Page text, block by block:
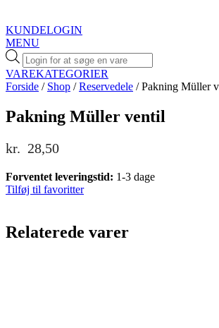
KUNDELOGIN
MENU
Products
search
VAREKATEGORIER
Forside / Shop /Reservedele / Pakning Müller
Pakning Müller ventil
kr. 28,50
Forventet leveringstid: 1-3 dage
Tilføj til favoritter
Relaterede varer